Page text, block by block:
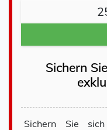
Sichern
Sichern Sie